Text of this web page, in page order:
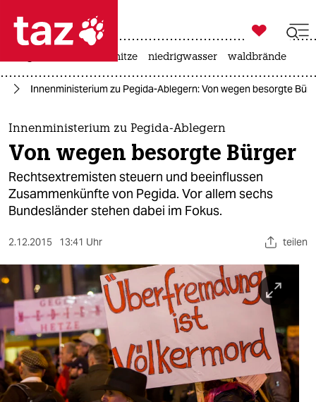
 taz zahl ich
taz zahl ich
themen
politik
öko
sport
berlin
nord
wahrheit

taz zahl ich
hitze niedrigwasser waldbrände
Innenministerium zu Pegida-Ablegern: Von wegen besorgte
Innenministerium zu Pegida-Ablegern
Von wegen besorgte Bürger
Rechtsextremisten steuern und beeinflussen
Zusammenkünfte von Pegida. Vor allem sechs
Bundesländer stehen dabei im Fokus.
2.12.2015 13:41 Uhr teilen